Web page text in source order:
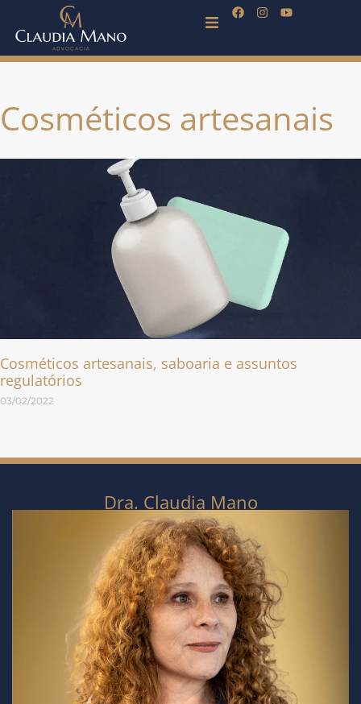
Cosméticos artesanais
Cosméticos artesanais, saboaria e assuntos
regulatórios
03/02/2022
Dra. Claudia Mano